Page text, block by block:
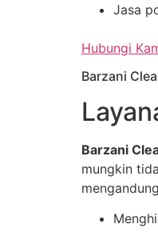
Jasa
Hubungi
Barzani
Barzani
mungkin